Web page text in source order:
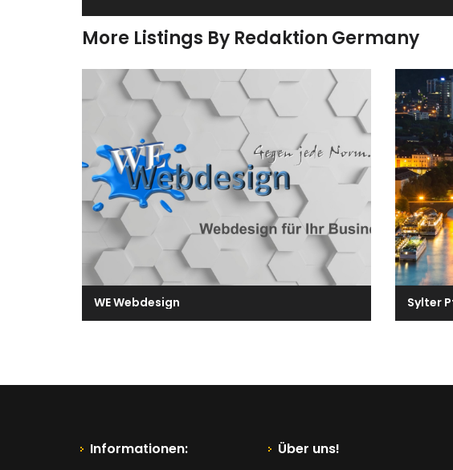
More Listings By Redaktion Germany
WE Webdesign Sylter
Informationen: Über uns!